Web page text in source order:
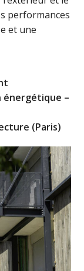
performances
et une
énergétique –
(Paris)